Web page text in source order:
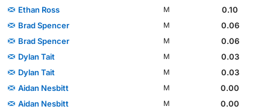
Ethan Ross
M
0.10
Brad Spencer
M
0.06
Brad Spencer
M
0.06
Dylan Tait
M
0.03
Dylan Tait
M
0.03
Aidan Nesbitt
M
0.00
Aidan Nesbitt
M
0.00